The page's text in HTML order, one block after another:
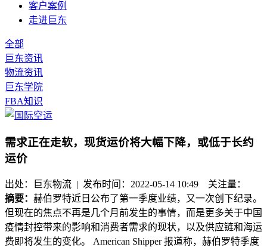
客户案例
走进巨东
全部
巨东资讯
物流资讯
巨东学院
FBA知识
需求正在走软，现货运价将大幅下降，或低于长约
运价
出处：巨东物流 | 发布时间：2022-05-14 10:49 关注量：
摘要： 赫伯罗特近日公布了第一季度业绩，又一次创下纪录。
但现在的焦点不再是几个月前发生的事情，而是更多关于中国
疫情封控带来的影响和消费者需求的现状，以及供应链和海运
费即将发生的变化。 American Shipper 报道称，赫伯罗特季度